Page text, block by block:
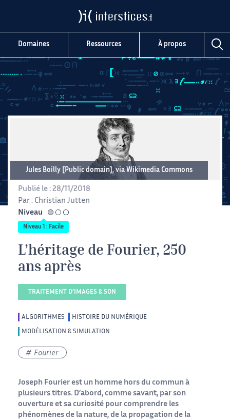
Domaines Ressources À propos
Jules Boilly [Public domain], via Wikimedia Commons
Publié le : 28/11/2018
Par : Christian Jutten
Niveau
facile
Niveau 1 : Facile
L’héritage de Fourier, 250
ans après
TRAITEMENT D’IMAGES & SON
ALGORITHMES HISTOIRE DU NUMÉRIQUE
MODÉLISATION & SIMULATION
Fourier
Joseph Fourier est un homme hors du commun à
plusieurs titres. D’abord, comme savant, par son
ouverture et sa curiosité pour comprendre les
phénomènes de la nature, de la propagation de la